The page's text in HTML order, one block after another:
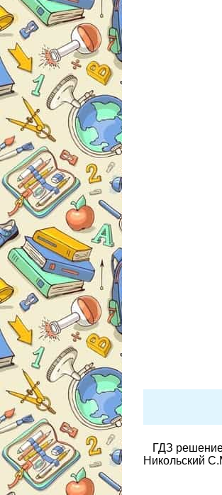
ГДЗ
Никольский